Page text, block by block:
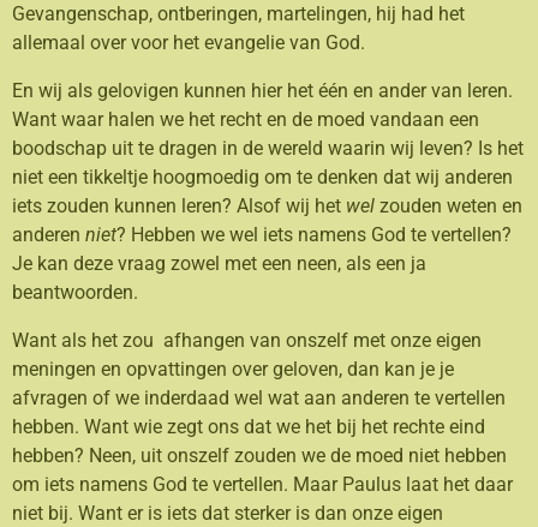
Gevangenschap, ontberingen, martelingen, hij had het
allemaal over voor het evangelie van God.
En wij als gelovigen kunnen hier het één en ander van leren.
Want waar halen we het recht en de moed vandaan een
boodschap uit te dragen in de wereld waarin wij leven? Is het
niet een tikkeltje hoogmoedig om te denken dat wij anderen
iets zouden kunnen leren? Alsof wij het wel zouden weten en
anderen niet? Hebben we wel iets namens God te vertellen?
Je kan deze vraag zowel met een neen, als een ja
beantwoorden.
Want als het zou afhangen van onszelf met onze eigen
meningen en opvattingen over geloven, dan kan je je
afvragen of we inderdaad wel wat aan anderen te vertellen
hebben. Want wie zegt ons dat we het bij het rechte eind
hebben? Neen, uit onszelf zouden we de moed niet hebben
om iets namens God te vertellen. Maar Paulus laat het daar
niet bij. Want er is iets dat sterker is dan onze eigen